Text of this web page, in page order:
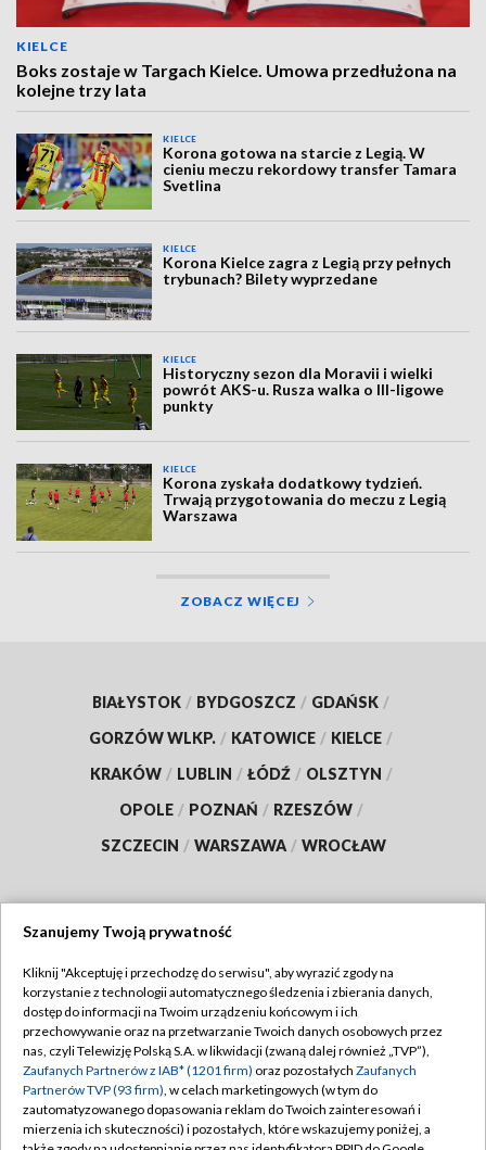
KIELCE
Boks zostaje w Targach Kielce. Umowa przedłużona na
kolejne trzy lata
KIELCE
Korona gotowa na starcie z Legią. W
cieniu meczu rekordowy transfer Tamara
Svetlina
KIELCE
Korona Kielce zagra z Legią przy pełnych
trybunach? Bilety wyprzedane
KIELCE
Historyczny sezon dla Moravii i wielki
powrót AKS-u. Rusza walka o III-ligowe
punkty
KIELCE
Korona zyskała dodatkowy tydzień.
Trwają przygotowania do meczu z Legią
Warszawa
ZOBACZ WIĘCEJ
BIAŁYSTOK / BYDGOSZCZ / GDAŃSK /
GORZÓW WLKP. / KATOWICE / KIELCE /
KRAKÓW / LUBLIN / ŁÓDŹ / OLSZTYN /
OPOLE / POZNAŃ / RZESZÓW /
SZCZECIN / WARSZAWA / WROCŁAW
TVP
Abonament TVP
Emisja w TVP
Centrum informacji TVP
Naziemna Telewizja Cyfrowa
Regulamin TVP
Polityka prywatności
Moje zgody
Pomoc
Szanujemy Twoją prywatność
Kliknij "Akceptuję i przechodzę do serwisu", aby wyrazić zgody na
korzystanie z technologii automatycznego śledzenia i zbierania danych,
dostęp do informacji na Twoim urządzeniu końcowym i ich
przechowywanie oraz na przetwarzanie Twoich danych osobowych przez
nas, czyli Telewizję Polską S.A. w likwidacji (zwaną dalej również „TVP”),
Zaufanych Partnerów z IAB* (1201 firm) oraz pozostałych Zaufanych
Partnerów TVP (93 firm), w celach marketingowych (w tym do
zautomatyzowanego dopasowania reklam do Twoich zainteresowań i
mierzenia ich skuteczności) i pozostałych, które wskazujemy poniżej, a